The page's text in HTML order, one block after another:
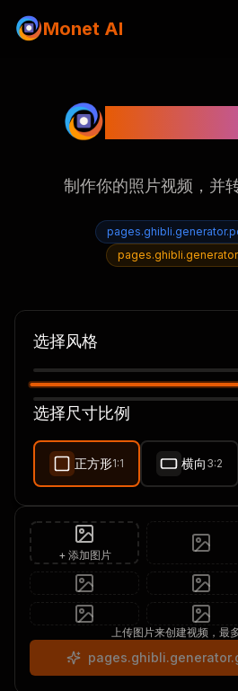
Monet AI
制作你的照片视频，并
选择风格
Ghibli
Caricature1
选择尺寸比例
正方形1:1 横向 3:2
+ 添加图片
上传图片来创建视频，最